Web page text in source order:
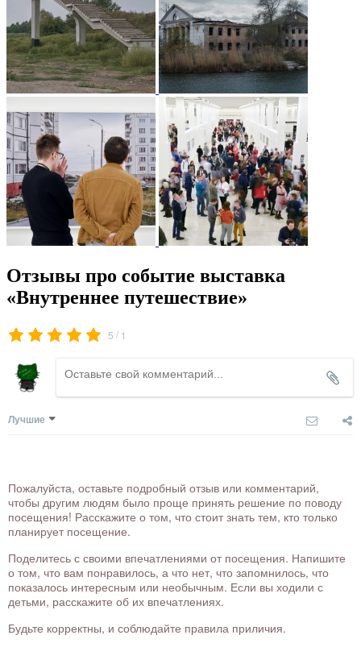
Отзывы про событие выставка
«Внутреннее путешествие»
5 / 1
Лучшие
Пожалуйста, оставьте подробный отзыв или комментарий,
чтобы другим людям было проще принять решение по поводу
посещения! Расскажите о том, что стоит знать тем, кто только
планирует посещение.
Поделитесь с своими впечатлениями от посещения. Напишите
о том, что вам понравилось, а что нет, что запомнилось, что
показалось интересным или необычным. Если вы ходили с
детьми, расскажите об их впечатлениях.
Будьте корректны, и соблюдайте правила приличия.